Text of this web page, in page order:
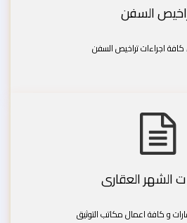
السفن
كافة اجراءات تراخيص السفن
الشهر العقارى
و كافة اعمال مكاتب التوثيق